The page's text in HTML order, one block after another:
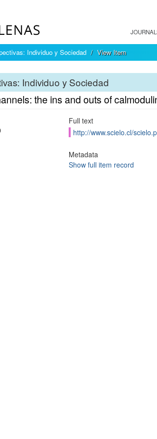
Individuo y Sociedad View Item
Individuo y Sociedad
the ins and outs of
Full text
http://www.scielo.cl/
Metadata
Show full item record